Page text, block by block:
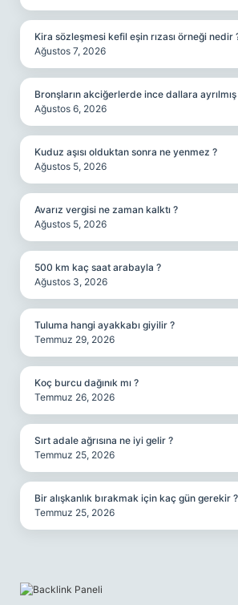
Kira sözleşmesi kefil eşin rızası örneği nedir
Ağustos 7, 2026
Bronşların akciğerlerde ince dallara
Ağustos 6, 2026
Kuduz aşısı olduktan sonra ne yenmez ?
Ağustos 5, 2026
Avarız vergisi ne zaman kalktı ?
Ağustos 5, 2026
500 km kaç saat arabayla ?
Ağustos 3, 2026
Tuluma hangi ayakkabı giyilir ?
Temmuz 29, 2026
Koç burcu dağınık mı ?
Temmuz 26, 2026
Sırt adale ağrısına ne iyi gelir ?
Temmuz 25, 2026
Bir alışkanlık bırakmak için kaç gün gerekir ?
Temmuz 25, 2026